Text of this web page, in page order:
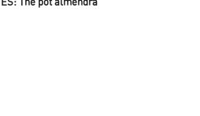
The pot almendra